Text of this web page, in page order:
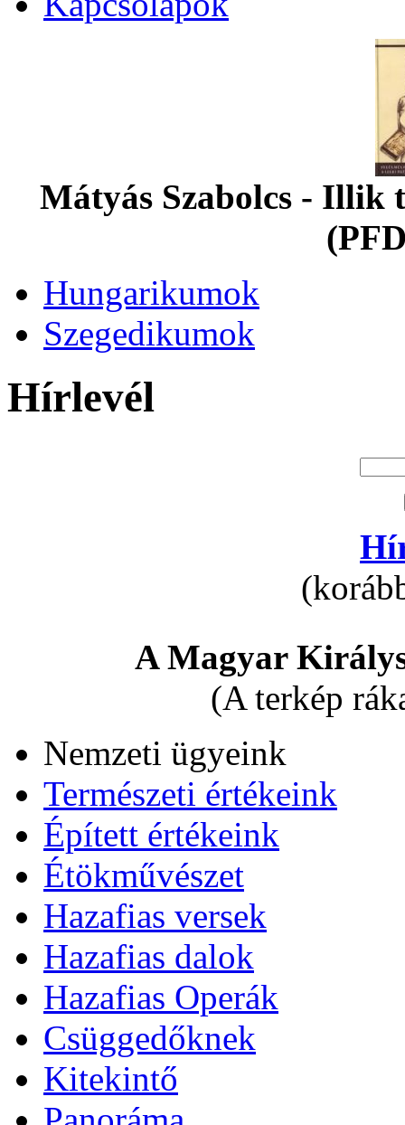
Mátyás Szabolcs - Illik
Hungarikumok
Szegedikumok
Hírlevél
A Magyar
(A terkép
Nemzeti ügyeink
Természeti értékeink
Épített értékeink
Étökművészet
Hazafias versek
Hazafias dalok
Hazafias Operák
Csüggedőknek
Kitekintő